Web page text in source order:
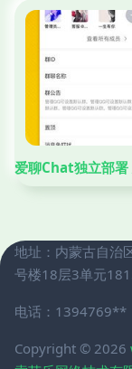
爱聊Chat独立部署
地址：内蒙古自治
号楼18层3单元
电话：1394769**
Copyright © 2026